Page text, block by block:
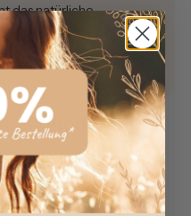
das natürliche
und Handgepäck.
Wunder - No
2 in 1 90g